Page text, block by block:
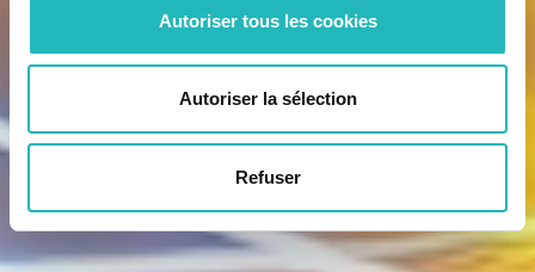
Autoriser tous les cookies
Autoriser la sélection
Refuser